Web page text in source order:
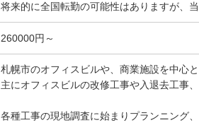
将来的に全国転勤の可能性はありますが、
260000円～
札幌市のオフィスビルや、商業施設を中心
主にオフィスビルの改修工事や入退去工事
各種工事の現地調査に始まりプランニング